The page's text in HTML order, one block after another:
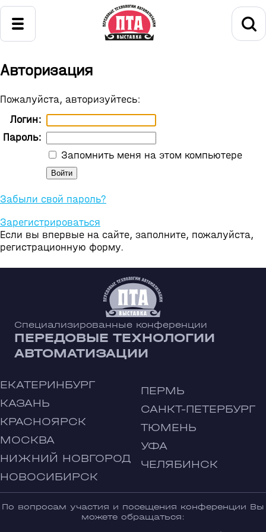
Авторизация
Пожалуйста, авторизуйтесь:
Логин:
Пароль:
Запомнить меня на этом компьютере
Забыли свой пароль?
Зарегистрироваться
Если вы впервые на сайте, заполните, пожалуйста,
регистрационную форму.
Специализированные конференции
ПЕРЕДОВЫЕ ТЕХНОЛОГИИ
АВТОМАТИЗАЦИИ
ЕКАТЕРИНБУРГ
КАЗАНЬ
КРАСНОЯРСК
МОСКВА
НИЖНИЙ НОВГОРОД
НОВОСИБИРСК
ПЕРМЬ
САНКТ-ПЕТЕРБУРГ
ТЮМЕНЬ
УФА
ЧЕЛЯБИНСК
По вопросам участия и посещения конференции Вы
можете обращаться: